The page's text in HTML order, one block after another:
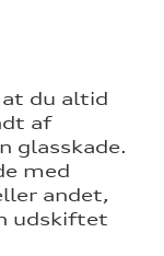
du altid
af
glasskade.
med
andet,
udskiftet